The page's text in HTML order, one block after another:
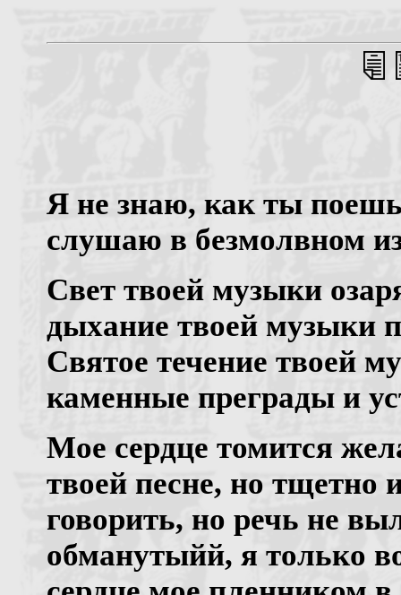
Я не знаю, как ты
слушаю в безмолвном
Свет твоей музыки
дыхание твоей музыки
Святое течение твоей
каменные преграды и
Мое сердце томится
твоей песне, но тщетно
говорить, но речь не
обманутыйй, я только